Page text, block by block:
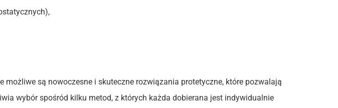
możliwe są nowoczesne i skuteczne rozwiązania protetyczne, które pozwalają
wybór spośród kilku metod, z których każda dobierana jest indywidualnie